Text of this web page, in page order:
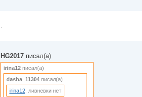
.
HG2017 писал(а)
irina12 писал(а)
dasha_11304 писал(а)
irina12 , ливневки нет